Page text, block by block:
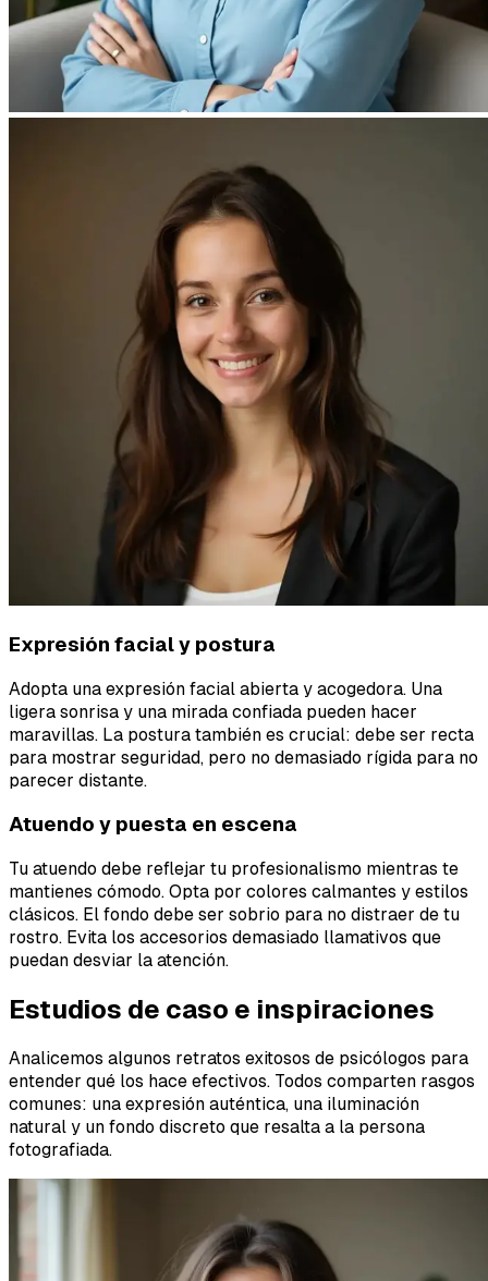
Expresión facial y postura
Adopta una expresión facial abierta y acogedora. Una
ligera sonrisa y una mirada confiada pueden hacer
maravillas. La postura también es crucial: debe ser recta
para mostrar seguridad, pero no demasiado rígida para no
parecer distante.
Atuendo y puesta en escena
Tu atuendo debe reflejar tu profesionalismo mientras te
mantienes cómodo. Opta por colores calmantes y estilos
clásicos. El fondo debe ser sobrio para no distraer de tu
rostro. Evita los accesorios demasiado llamativos que
puedan desviar la atención.
Estudios de caso e inspiraciones
Analicemos algunos retratos exitosos de psicólogos para
entender qué los hace efectivos. Todos comparten rasgos
comunes: una expresión auténtica, una iluminación
natural y un fondo discreto que resalta a la persona
fotografiada.